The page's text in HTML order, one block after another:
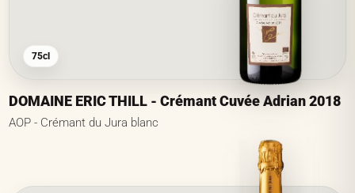
75cl
DOMAINE ERIC THILL - Crémant Cuvée Adrian 2018
AOP - Crémant du Jura blanc